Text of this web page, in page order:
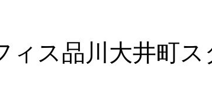
ィス品川大井町ス